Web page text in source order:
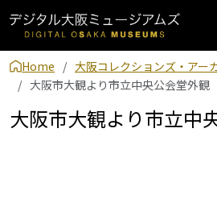
Home
大阪コレクションズ・アー
大阪市大観より市立中央公会堂外観
大阪市大観より市立中